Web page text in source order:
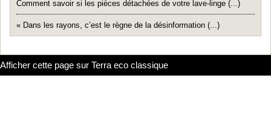
Comment savoir si les pièces détachées de votre lave-linge (...)
« Dans les rayons, c’est le règne de la désinformation (...)
Afficher cette page sur Terra eco classique